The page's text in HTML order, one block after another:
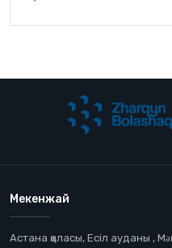
Мекенжай
Астана қаласы, Есіл ауданы ,